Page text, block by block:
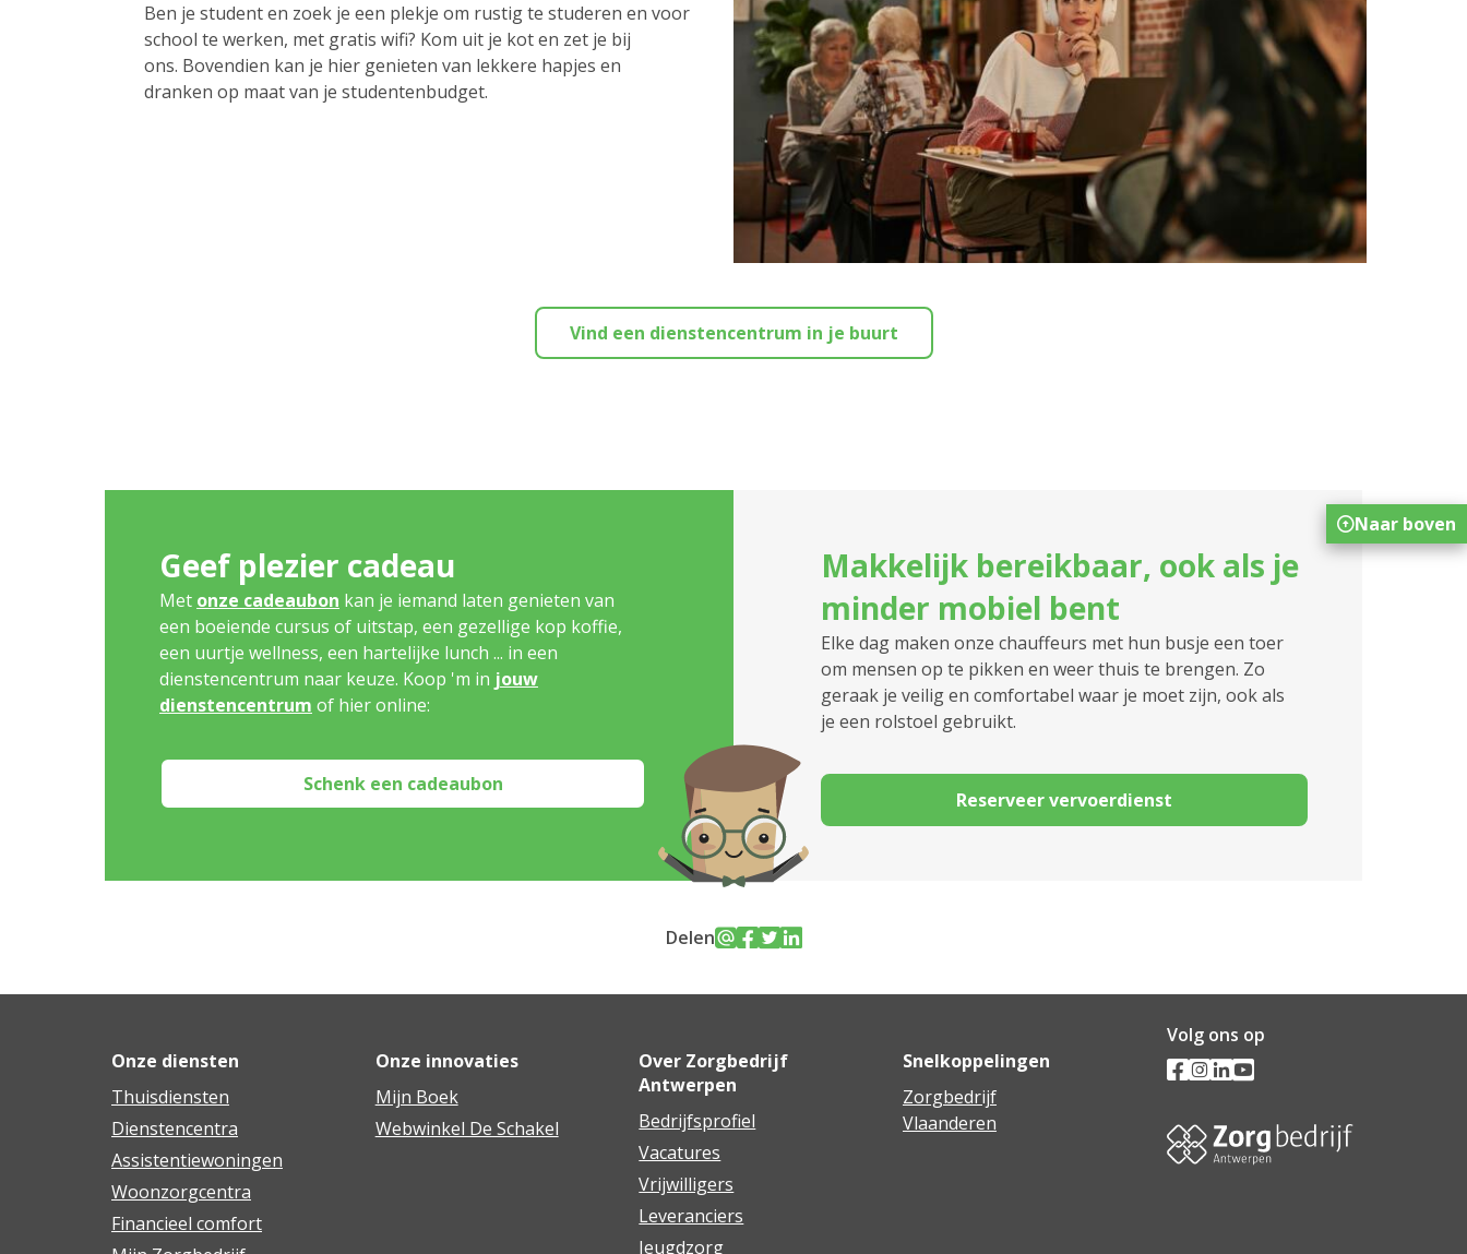
Ben je student en zoek je een plekje om rustig te studeren en voor
school te werken, met gratis wifi? Kom uit je kot en zet je bij
ons. Bovendien kan je hier genieten van lekkere hapjes en
dranken op maat van je studentenbudget.
Vind een dienstencentrum in je buurt
Geef plezier cadeau
Met onze cadeaubon kan je iemand laten genieten van
een boeiende cursus of uitstap, een gezellige kop koffie,
een uurtje wellness, een hartelijke lunch ... in een
dienstencentrum naar keuze. Koop 'm in jouw
dienstencentrum of hier online:
Schenk een cadeaubon
Makkelijk bereikbaar, ook als je
minder mobiel bent
Elke dag maken onze chauffeurs met hun busje een toer
om mensen op te pikken en weer thuis te brengen. Zo
geraak je veilig en comfortabel waar je moet zijn, ook als
je een rolstoel gebruikt.
Reserveer vervoerdienst
Delen
Onze diensten
Thuisdiensten
Dienstencentra
Assistentiewoningen
Woonzorgcentra
Financieel comfort
Onze innovaties
Mijn Boek
Webwinkel De Schakel
Over Zorgbedrijf
Antwerpen
Bedrijfsprofiel
Vacatures
Vrijwilligers
Leveranciers
Jeugdzorg
Snelkoppelingen
Zorgbedrijf
Vlaanderen
Volg ons op
Naar boven